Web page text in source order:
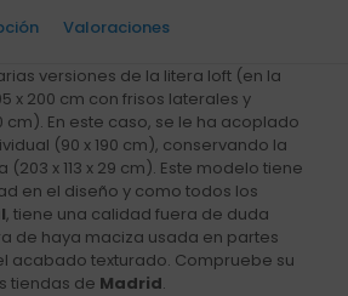
Valoraciones
versiones de la litera loft (en la
x 200 cm con frisos laterales y
cm). En este caso, se le ha acoplado
(90 x 190 cm), conservando la
x 113 x 29 cm). Este modelo tiene
en el diseño y como todos los
, tiene una calidad fuera de duda
de haya maciza usada en partes
acabado texturado. Compruebe su
tiendas de Madrid.